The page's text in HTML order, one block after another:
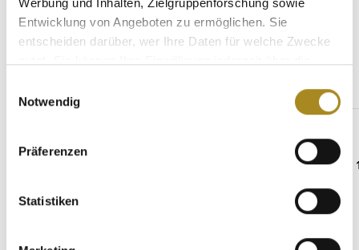
Werbung und Inhalten, Zielgruppenforschung sowie
Entwicklung von Angeboten zu ermöglichen. Sie
entscheiden darüber, wer Ihre Daten für welche Zwecke
Trigger Symbol ändern oder widerrufen
Informationen über Ihre geografische Lage
können
bestimmten Merkmalen (Fingerprinting) identifizieren
Notwendig
Präferenzen
Statistiken
Weitere Angebote
Gleiche Serie